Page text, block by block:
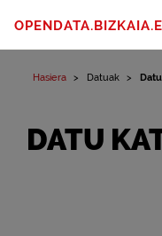
Hasiera Datuak
DATU